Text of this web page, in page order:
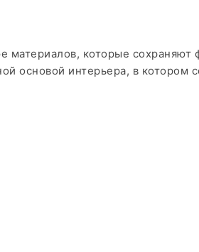
которые сохраняют
основой интерьера, в котором